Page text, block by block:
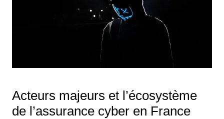
Acteurs majeurs et l’écosystème
de l’assurance cyber en France